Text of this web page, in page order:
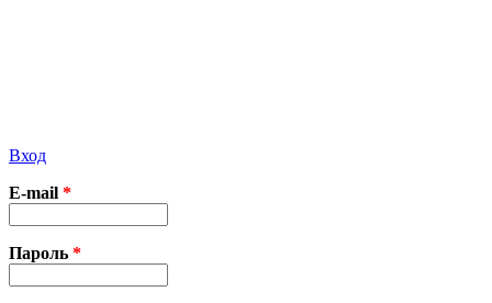
Вход
E-mail *
Пароль *